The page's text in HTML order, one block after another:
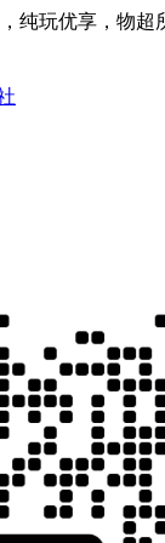
纯玩优享，物超